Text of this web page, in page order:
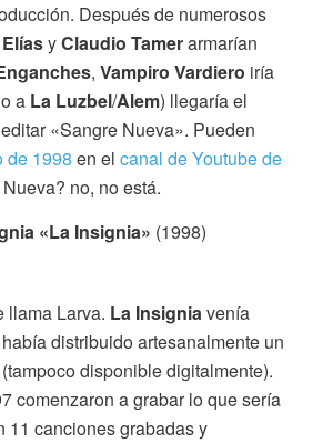
Después de numerosos
yClaudio Tamerarmarían
, Vampiro Vardiero iría
a La Luzbel/Alem) llegaría el
«Sangre Nueva». Pueden
de 1998 en el canal de Youtube de
no, no está.
«La Insignia» (1998)
llama Larva. La Insigniavenía
distribuido artesanalmente un
disponible digitalmente).
comenzaron a grabar lo que sería
11 canciones grabadas y